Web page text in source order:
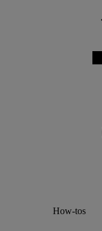
How-tos